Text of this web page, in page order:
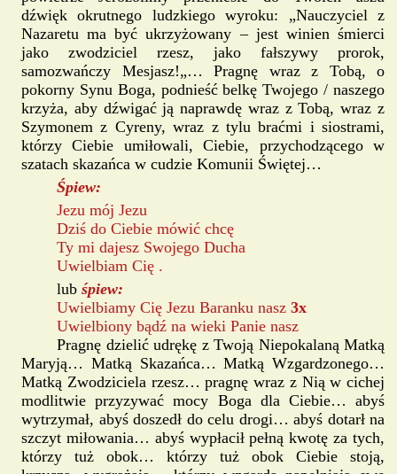
dźwięk okrutnego ludzkiego wyroku: „Nauczyciel z
Nazaretu ma być ukrzyżowany – jest winien śmierci
jako zwodziciel rzesz, jako fałszywy prorok,
samozwańczy Mesjasz!„… Pragnę wraz z Tobą, o
pokorny Synu Boga, podnieść belkę Twojego / naszego
krzyża, aby dźwigać ją naprawdę wraz z Tobą, wraz z
Szymonem z Cyreny, wraz z tylu braćmi i siostrami,
którzy Ciebie umiłowali, Ciebie, przychodzącego w
szatach skazańca w cudzie Komunii Świętej…
Śpiew:
Jezu mój Jezu
Dziś do Ciebie mówić chcę
Ty mi dajesz Swojego Ducha
Uwielbiam Cię .
lub śpiew:
Uwielbiamy Cię Jezu Baranku nasz 3x
Uwielbiony bądź na wieki Panie nasz
Pragnę dzielić udrękę z Twoją Niepokalaną Matką
Maryją… Matką Skazańca… Matką Wzgardzonego…
Matką Zwodziciela rzesz… pragnę wraz z Nią w cichej
modlitwie przyzywać mocy Boga dla Ciebie… abyś
wytrzymał, abyś doszedł do celu drogi… abyś dotarł na
szczyt miłowania… abyś wypłacił pełną kwotę za tych,
którzy tuż obok… którzy tuż obok Ciebie stoją,